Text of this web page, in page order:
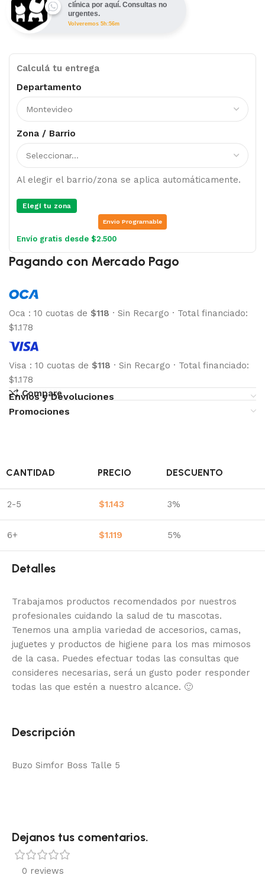
clínica por aquí. Consultas no
urgentes.
Volveremos 5h:56m
Calculá tu entrega
Departamento
Zona / Barrio
Al elegir el barrio/zona se aplica automáticamente.
Elegí tu zona
Envio Programable
Envío gratis desde $2.500
Pagando con Mercado Pago
Oca : 10 cuotas de $118 · Sin Recargo · Total financiado:
$1.178
Visa : 10 cuotas de $118 · Sin Recargo · Total financiado:
$1.178
Compare
Envíos y Devoluciones
Promociones
CANTIDAD PRECIO DESCUENTO
2-5 $1.143 3%
6+ $1.119 5%
Detalles
Trabajamos productos recomendados por nuestros
profesionales cuidando la salud de tu mascotas.
Tenemos una amplia variedad de accesorios, camas,
juguetes y productos de higiene para los mas mimosos
de la casa. Puedes efectuar todas las consultas que
consideres necesarias, será un gusto poder responder
todas las que estén a nuestro alcance. 🙂
Descripción
Buzo Simfor Boss Talle 5
Dejanos tus comentarios.
0 reviews